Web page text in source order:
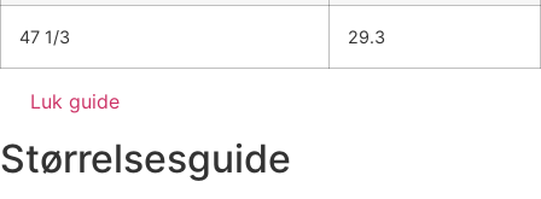
47 1/3 29.3
Luk guide
Størrelsesguide